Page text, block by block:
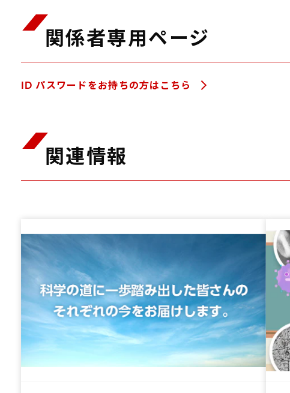
関係者専用ページ
ID パスワードをお持ちの方はこちら
関連情報